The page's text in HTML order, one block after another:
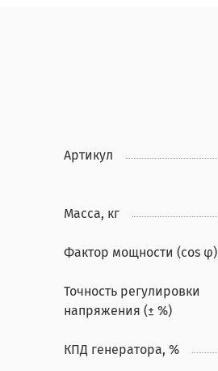
Артикул
Масса, кг
Фактор мощности (cos φ)
Точность регулировки
напряжения (± %)
КПД генератора, %